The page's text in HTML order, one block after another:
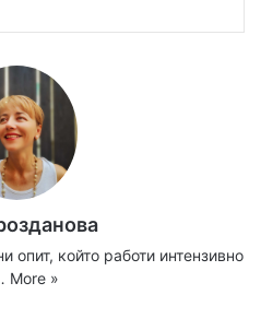
опит, който работи интензивно
More »